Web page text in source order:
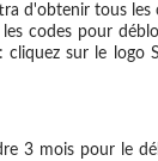
d'obtenir tous les
codes pour
sur le logo
3 mois pour le